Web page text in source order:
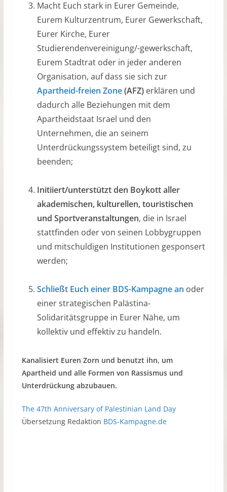
Macht Euch stark in Eurer Gemeinde,
Eurem Kulturzentrum, Eurer Gewerkschaft,
Eurer Kirche, Eurer
Studierendenvereinigung/-gewerkschaft,
Eurem Stadtrat oder in jeder anderen
Organisation, auf dass sie sich zur
Apartheid-freien Zone(AFZ)erklären und
dadurch alle Beziehungen mit dem
Apartheidstaat Israel und den
Unternehmen, die an seinem
Unterdrückungssystem beteiligt sind, zu
beenden;
Initiiert/unterstützt den Boykott aller
akademischen, kulturellen, touristischen
und Sportveranstaltungen, die in Israel
stattfinden oder von seinen Lobbygruppen
und mitschuldigen Institutionen gesponsert
werden;
Schließt Euch einer BDS-Kampagne an oder
einer strategischen Palästina-
Solidaritätsgruppe in Eurer Nähe, um
kollektiv und effektiv zu handeln.
Kanalisiert Euren Zorn und benutzt ihn, um
Apartheid und alle Formen von Rassismus und
Unterdrückung abzubauen.
The 47th Anniversary of Palestinian Land Day
Übersetzung Redaktion BDS-Kampagne.de